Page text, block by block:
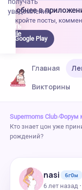
Удобнее в
Откройте посты,
Google Play
уведомления.
Главная
Викторины
Supermoms Club›Форум
Кто знает цон уже
рождений?
nasi
6г0м
6 лет назад